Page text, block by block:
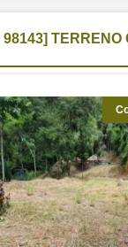
98143] TERRENO